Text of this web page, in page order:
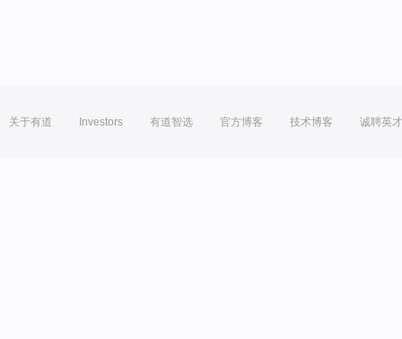
关于有道 Investors 有道智选 官方博客 技术博客 诚聘英才